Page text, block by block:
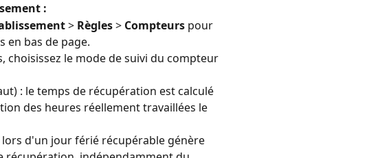
:
> Règles > Compteurs pour
en bas de page.
choisissez le mode de suivi du compteur
: le temps de récupération est calculé
des heures réellement travaillées le
d'un jour férié récupérable génère